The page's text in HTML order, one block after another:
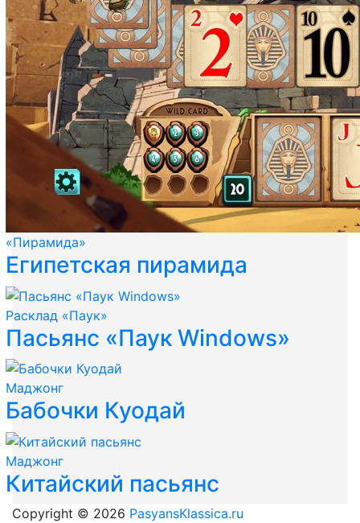
«Пирамида»
Египетская пирамида
Расклад «Паук»
Пасьянс «Паук Windows»
Маджонг
Бабочки Куодай
Маджонг
Китайский пасьянс
Copyright © 2026 PasyansKlassica.ru